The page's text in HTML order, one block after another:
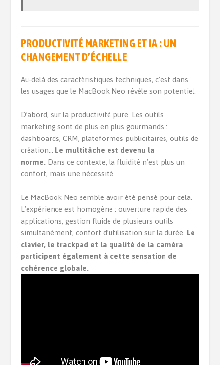
PRODUCTIVITÉ MARKETING ET IA : UN
CHANGEMENT D’ÉCHELLE
Au-delà des caractéristiques techniques, c’est dans
les usages que le MacBook Neo révèle son potentiel.
D’abord, sur la productivité pure. Les outils
marketing sont de plus en plus gourmands :
dashboards, CRM, plateformes publicitaires, outils de
création… Le multitâche est devenu la
norme. Dans ce contexte, la fluidité n’est plus un
confort, mais une nécessité.
Le MacBook Neo semble avoir été pensé pour cela.
L’expérience est homogène : ouverture rapide des
applications, gestion fluide de plusieurs outils
simultanément, confort d’utilisation sur la durée. Le
clavier, le trackpad et la qualité de la caméra
participent également à cette sensation de
cohérence globale.